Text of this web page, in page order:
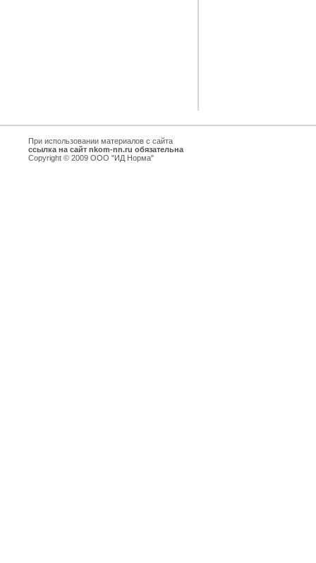
При использовании материалов с сайта
ссылка на сайт nkom-nn.ru обязательна
Copyright © 2009 ООО "ИД Норма"